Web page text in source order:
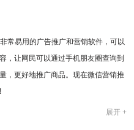
常易用的广告推广和营销软件，可以
，让网民可以通过手机朋友圈查询到
，更好地推广商品。现在微信营销推
确的地毯营销方法可以帮助当地服
展开 +